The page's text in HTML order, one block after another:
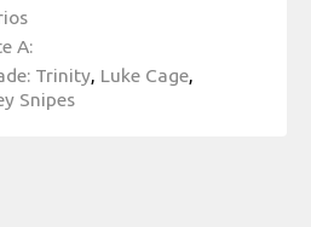
A:
Trinity, Luke Cage,
Snipes